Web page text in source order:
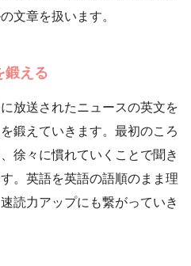
文章を扱います。
鍛える
放送されたニュースの英文を
鍛えていきます。最初のころ
徐々に慣れていくことで聞き
。英語を英語の語順のまま理
読力アップにも繋がっていき